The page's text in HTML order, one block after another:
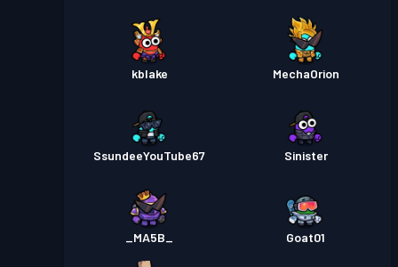
kblake MechaOrion
SsundeeYouTube67 Sinister
_MA5B_ Goat01